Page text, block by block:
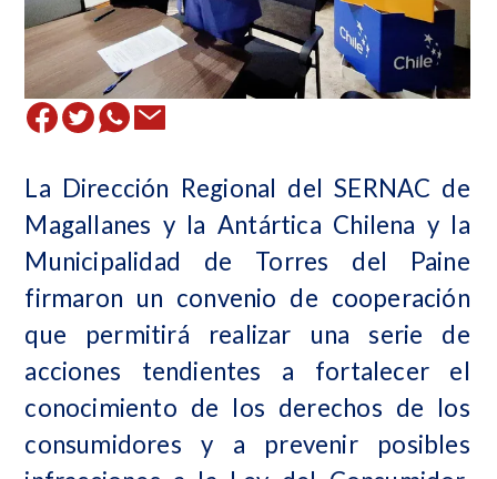
La Dirección Regional del SERNAC de
Magallanes y la Antártica Chilena y la
Municipalidad de Torres del Paine
firmaron un convenio de cooperación
que permitirá realizar una serie de
acciones tendientes a fortalecer el
conocimiento de los derechos de los
consumidores y a prevenir posibles